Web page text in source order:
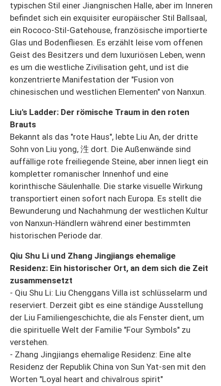
typischen Stil einer Jiangnischen Halle, aber im Inneren
befindet sich ein exquisiter europäischer Stil Ballsaal,
ein Rococo-Stil-Gatehouse, französische importierte
Glas und Bodenfliesen. Es erzählt leise vom offenen
Geist des Besitzers und dem luxuriösen Leben, wenn
es um die westliche Zivilisation geht, und ist die
konzentrierte Manifestation der "Fusion von
chinesischen und westlichen Elementen" von Nanxun.
Liu's Ladder: Der römische Traum in den roten
Brauts
Bekannt als das "rote Haus", lebte Liu An, der dritte
Sohn von Liu yong, 泩 dort. Die Außenwände sind
auffällige rote freiliegende Steine, aber innen liegt ein
kompletter romanischer Innenhof und eine
korinthische Säulenhalle. Die starke visuelle Wirkung
transportiert einen sofort nach Europa. Es stellt die
Bewunderung und Nachahmung der westlichen Kultur
von Nanxun-Händlern während einer bestimmten
historischen Periode dar.
Qiu Shu Li und Zhang Jingjiangs ehemalige
Residenz: Ein historischer Ort, an dem sich die Zeit
zusammensetzt
- Qiu Shu Li: Liu Chenggans Villa ist schlüsselarm und
reserviert. Derzeit gibt es eine ständige Ausstellung
der Liu Familiengeschichte, die als Fenster dient, um
die spirituelle Welt der Familie "Four Symbols" zu
verstehen.
- Zhang Jingjiangs ehemalige Residenz: Eine alte
Residenz der Republik China von Sun Yat-sen mit den
Worten "Loyal heart and chivalrous spirit"